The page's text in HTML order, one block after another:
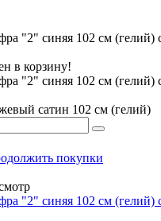
в корзину!
сатин 102 см (гелий)
покупки